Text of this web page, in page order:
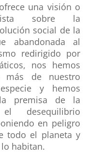
una visión o
sobre la
social de la
abandonada al
redirigido por
nos hemos
más de nuestro
y hemos
premisa de la
desequilibrio
en peligro
todo el planeta y
habitan.